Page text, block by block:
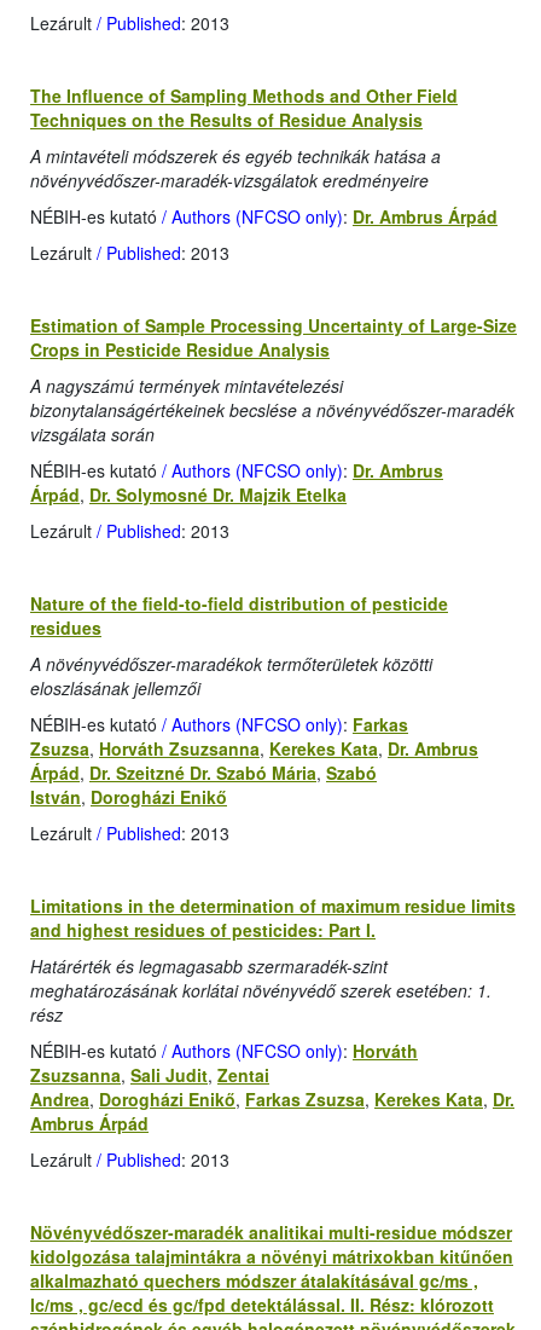
Lezárult / Published: 2013
The Influence of Sampling Methods and Other Field
Techniques on the Results of Residue Analysis
A mintavételi módszerek és egyéb technikák hatása a
növényvédőszer-maradék-vizsgálatok eredményeire
NÉBIH-es kutató / Authors (NFCSO only): Dr. Ambrus Árpád
Lezárult / Published: 2013
Estimation of Sample Processing Uncertainty of Large-Size
Crops in Pesticide Residue Analysis
A nagyszámú termények mintavételezési
bizonytalanságértékeinek becslése a növényvédőszer-maradék
vizsgálata során
NÉBIH-es kutató / Authors (NFCSO only): Dr. Ambrus
Árpád, Dr. Solymosné Dr. Majzik Etelka
Lezárult / Published: 2013
Nature of the field-to-field distribution of pesticide
residues
A növényvédőszer-maradékok termőterületek közötti
eloszlásának jellemzői
NÉBIH-es kutató / Authors (NFCSO only): Farkas
Zsuzsa, Horváth Zsuzsanna, Kerekes Kata, Dr. Ambrus
Árpád, Dr. Szeitzné Dr. Szabó Mária, Szabó
István, Dorogházi Enikő
Lezárult / Published: 2013
Limitations in the determination of maximum residue limits
and highest residues of pesticides: Part I.
Határérték és legmagasabb szermaradék-szint
meghatározásának korlátai növényvédő szerek esetében: 1.
rész
NÉBIH-es kutató / Authors (NFCSO only): Horváth
Zsuzsanna, Sali Judit, Zentai
Andrea, Dorogházi Enikő, Farkas Zsuzsa, Kerekes Kata, Dr.
Ambrus Árpád
Lezárult / Published: 2013
Növényvédőszer-maradék analitikai multi-residue módszer
kidolgozása talajmintákra a növényi mátrixokban kitűnően
alkalmazható quechers módszer átalakításával gc/ms ,
lc/ms , gc/ecd és gc/fpd detektálással. II. Rész: klórozott